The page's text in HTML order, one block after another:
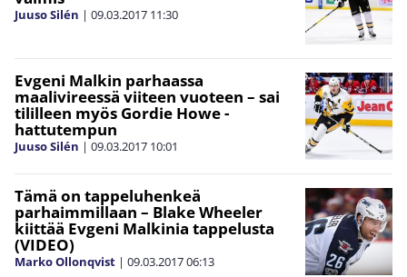
Juuso Silén | 09.03.2017 11:30
Evgeni Malkin parhaassa
maalivireessä viiteen vuoteen – sai
tililleen myös Gordie Howe -
hattutempun
Juuso Silén | 09.03.2017 10:01
Tämä on tappeluhenkeä
parhaimmillaan – Blake Wheeler
kiittää Evgeni Malkinia tappelusta
(VIDEO)
Marko Ollonqvist | 09.03.201706:13